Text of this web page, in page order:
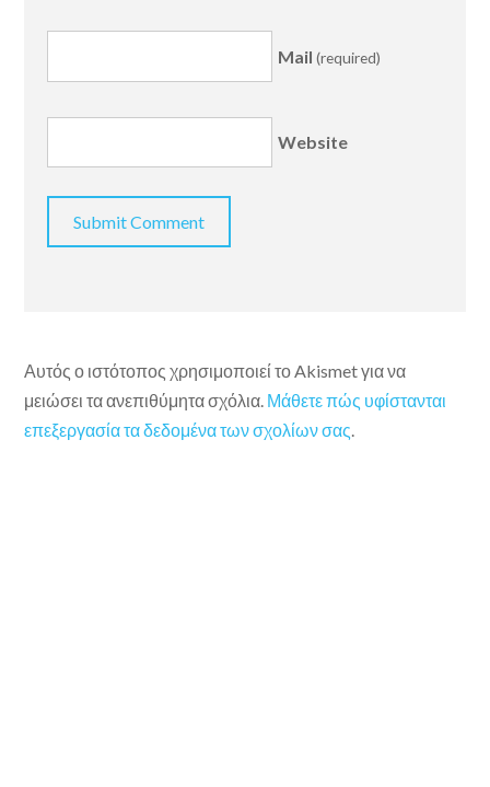
Mail (required)
Website
Αυτός ο ιστότοπος χρησιμοποιεί το Akismet για να
μειώσει τα ανεπιθύμητα σχόλια. Μάθετε πώς υφίστανται
επεξεργασία τα δεδομένα των σχολίων σας.